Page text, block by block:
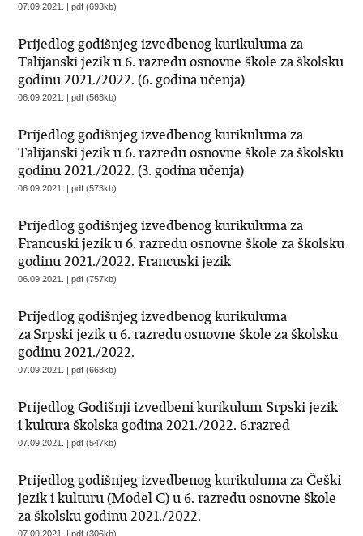
07.09.2021. | pdf (693kb)
Prijedlog godišnjeg izvedbenog kurikuluma za
Talijanski jezik u 6. razredu osnovne škole za školsku
godinu 2021./2022. (6. godina učenja)
06.09.2021. | pdf (563kb)
Prijedlog godišnjeg izvedbenog kurikuluma za
Talijanski jezik u 6. razredu osnovne škole za školsku
godinu 2021./2022. (3. godina učenja)
06.09.2021. | pdf (573kb)
Prijedlog godišnjeg izvedbenog kurikuluma za
Francuski jezik u 6. razredu osnovne škole za školsku
godinu 2021./2022. Francuski jezik
06.09.2021. | pdf (757kb)
Prijedlog godišnjeg izvedbenog kurikuluma
za Srpski jezik u 6. razredu osnovne škole za školsku
godinu 2021./2022.
07.09.2021. | pdf (663kb)
Prijedlog Godišnji izvedbeni kurikulum Srpski jezik
i kultura školska godina 2021./2022. 6.razred
07.09.2021. | pdf (547kb)
Prijedlog godišnjeg izvedbenog kurikuluma za Češki
jezik i kulturu (Model C) u 6. razredu osnovne škole
za školsku godinu 2021./2022.
07.09.2021. | pdf (306kb)